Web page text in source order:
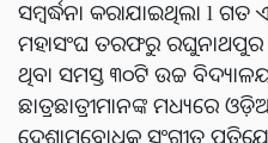
ସମ୍ବର୍ଦ୍ଧନା କରାଯାଇଥିଲା l ଗତ
ମହାସଂଘ ତରଫରୁ
ଥିବା ସମସ୍ତ ୩୦ଟି ଉଚ୍ଚ
ଛାତ୍ରଛାତ୍ରୀମାନଙ୍କ ମଧ୍ୟରେ
ଦେଶାତ୍ମବୋଧକ ସଂଗୀତ